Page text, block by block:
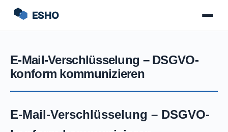
E-Mail-Verschlüsselung – DSGVO-
konform kommunizieren
E-Mail-Verschlüsselung – DSGVO-